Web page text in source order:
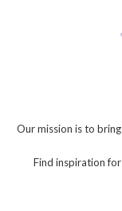
Our mission is to
Find inspiration